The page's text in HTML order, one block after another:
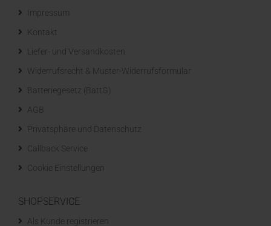
Impressum
Kontakt
Liefer- und Versandkosten
Widerrufsrecht & Muster-Widerrufsformular
Batteriegesetz (BattG)
AGB
Privatsphäre und Datenschutz
Callback Service
Cookie Einstellungen
SHOPSERVICE
Als Kunde registrieren